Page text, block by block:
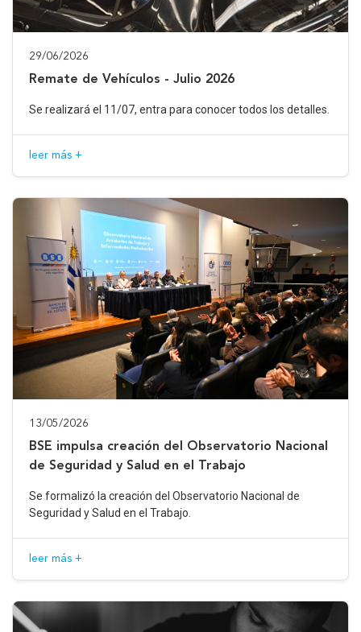
29/06/2026
Remate de Vehículos - Julio 2026
Se realizará el 11/07, entra para conocer todos los detalles.
leer más +
13/05/2026
BSE impulsa creación del Observatorio Nacional
de Seguridad y Salud en el Trabajo
Se formalizó la creación del Observatorio Nacional de
Seguridad y Salud en el Trabajo.
leer más +